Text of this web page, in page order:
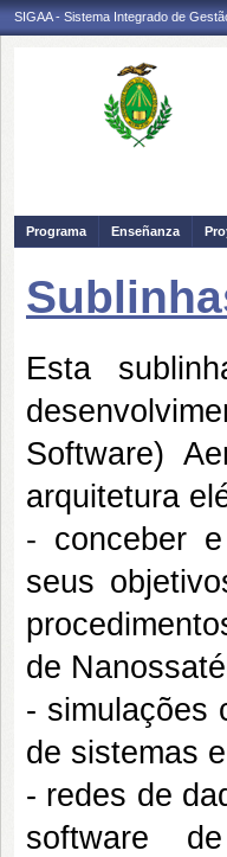
SIGAA - Sistema Integrado de
Programa Enseñanza
Esta
Software)
arquitetura
- conceber
seus
de
- simulações
de sistemas
- redes de
software